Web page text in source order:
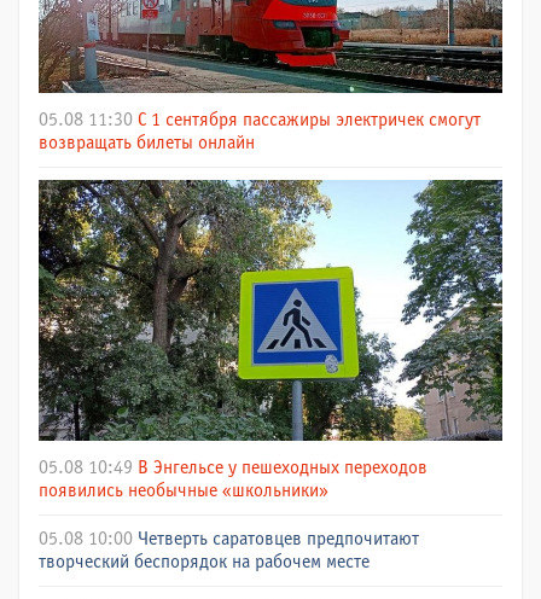
05.08 11:30 С 1 сентября пассажиры электричек смогут
возвращать билеты онлайн
05.08 10:49 В Энгельсе у пешеходных переходов
появились необычные «школьники»
05.08 10:00 Четверть саратовцев предпочитают
творческий беспорядок на рабочем месте